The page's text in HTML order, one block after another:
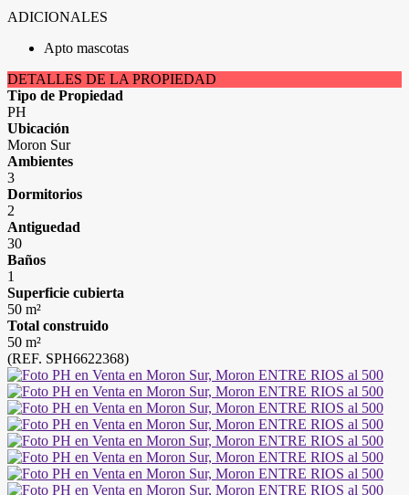
ADICIONALES
Apto mascotas
DETALLES DE LA PROPIEDAD
Tipo de Propiedad
PH
Ubicación
Moron Sur
Ambientes
3
Dormitorios
2
Antiguedad
30
Baños
1
Superficie cubierta
50 m²
Total construido
50 m²
(REF. SPH6622368)